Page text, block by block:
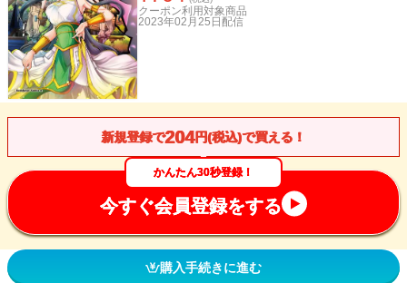
クーポン利用対象商品
2023年02月25日 配信
新規登録で204円(税込)で買える！
かんたん30秒登録！
今すぐ会員登録をする
購入手続きに進む